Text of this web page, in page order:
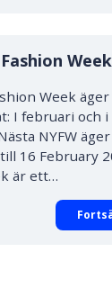
Week
Week
I februari och i
NYFW
16 February
är ett…